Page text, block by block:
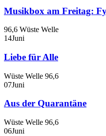
Musikbox am Freitag:
96,6 Wüste Welle
14Juni
Liebe für Alle
Wüste Welle 96,6
07Juni
Aus der Quarantäne
Wüste Welle 96,6
06Juni